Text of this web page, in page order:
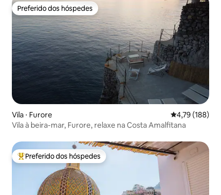
Preferido dos hóspedes
Preferido dos hóspedes
Vila ⋅ Furore 4,79 de uma
4,79 (188)
Vila à beira-mar, Furore, relaxe na Costa Amalfitana
Entre os melhores preferidos dos hóspedes
Preferido dos hóspedes